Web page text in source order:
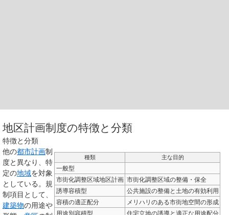
地区計画制度の特徴と分類
特徴と分類
種類 主な目的
一般型
市街化調整区域地区計画 市街化調整区域の整備・保全
誘導容積型
公共施設の整備と土地の有効利用
容積の適正配分
メリハリのある市街地空間の形成
用途別容積型
住宅立地の誘導と適正な用途配分
他の都市計画制
度と異なり、特
定の地域を対象
としている。規
制項目として、
建築物の用途や